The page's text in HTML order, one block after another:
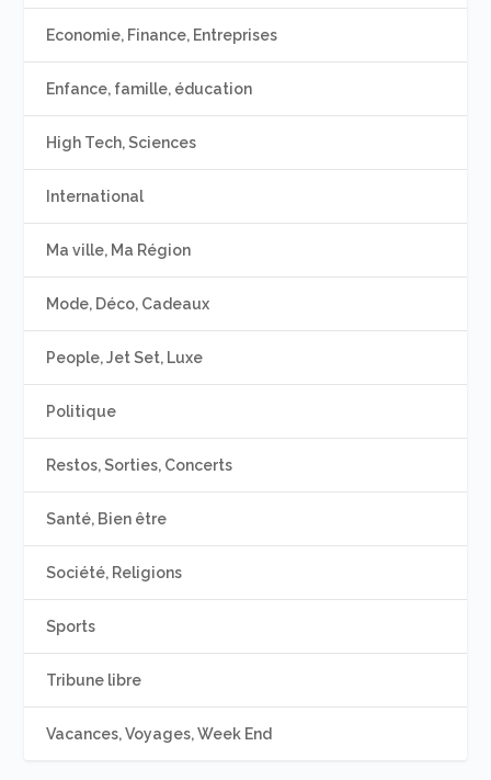
Economie, Finance, Entreprises
Enfance, famille, éducation
High Tech, Sciences
International
Ma ville, Ma Région
Mode, Déco, Cadeaux
People, Jet Set, Luxe
Politique
Restos, Sorties, Concerts
Santé, Bien être
Société, Religions
Sports
Tribune libre
Vacances, Voyages, Week End